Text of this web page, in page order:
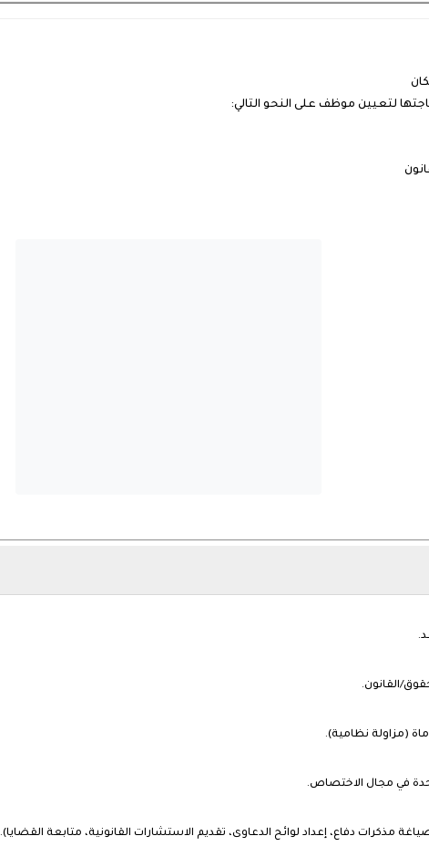
لتعيين موظف على النحو التالي:
القانون.
(مزاولة نظامية).
في مجال الاختصاص.
مذكرات دفاع، إعداد لوائح الدعاوى، تقديم الاستشارات القانونية، متابعة القضايا).